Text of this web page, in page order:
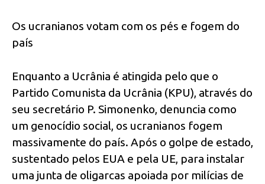
Os ucranianos votam com os pés e fogem do
país
Enquanto a Ucrânia é atingida pelo que o
Partido Comunista da Ucrânia (KPU), através do
seu secretário P. Simonenko, denuncia como
um genocídio social, os ucranianos fogem
massivamente do país. Após o golpe de estado,
sustentado pelos EUA e pela UE, para instalar
uma junta de oligarcas apoiada por milícias de